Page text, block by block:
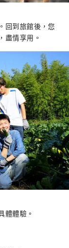
回到旅館後，您
盡情享用。
體體驗。